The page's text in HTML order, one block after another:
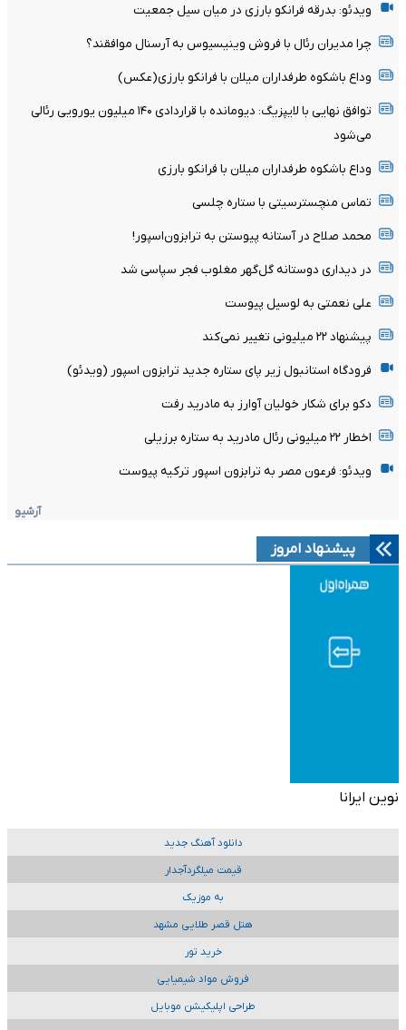
ویدئو: بدرقه فرانکو بارزی در میان سیل جمعیت
چرا مدیران رئال با فروش وینیسیوس به آرسنال موافقند؟
وداع باشکوه طرفداران میلان با فرانکو بارزی(عکس)
توافق نهایی با لایپزیگ: دیومانده با قراردادی ۱۴۰ میلیون یورویی رئالی
می‌شود
وداع باشکوه طرفداران میلان با فرانکو بارزی
تماس منچسترسیتی با ستاره چلسی
محمد صلاح در آستانه پیوستن به ترابزون‌اسپور!
در دیداری دوستانه گل‌گهر مغلوب فجر سپاسی شد
علی نعمتی به لوسیل پیوست
پیشنهاد ۲۲ میلیونی تغییر نمی‌کند
فرودگاه استانبول زیر پای ستاره جدید ترابزون اسپور (ویدئو)
دکو برای شکار خولیان آوارز به مادرید رفت
اخطار ۲۲ میلیونی رئال مادرید به ستاره برزیلی
ویدئو: فرعون مصر به ترابزون اسپور ترکیه پیوست
آرشیو
پیشنهاد امروز
نوین ایرانا
دانلود آهنگ جدید
قیمت میلگردآجدار
به موزیک
هتل قصر طلایی مشهد
خرید تور
فروش مواد شیمیایی
طراحی اپلیکیشن موبایل